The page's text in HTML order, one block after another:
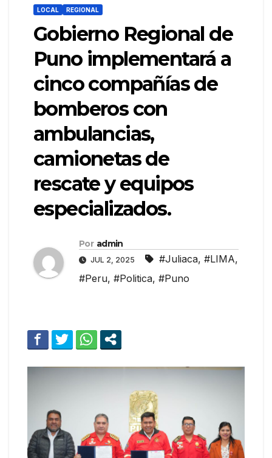
LOCAL REGIONAL
Gobierno Regional de
Puno implementará a
cinco compañías de
bomberos con
ambulancias,
camionetas de
rescate y equipos
especializados.
Por admin
JUL 2, 2025 #Juliaca, #LIMA,
#Peru, #Politica, #Puno